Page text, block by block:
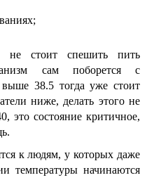
не стоит спешить пить
сам поборется с
38.5 тогда уже стоит
ниже, делать этого не
это состояние критичное,
к людям, у которых даже
температуры начинаются